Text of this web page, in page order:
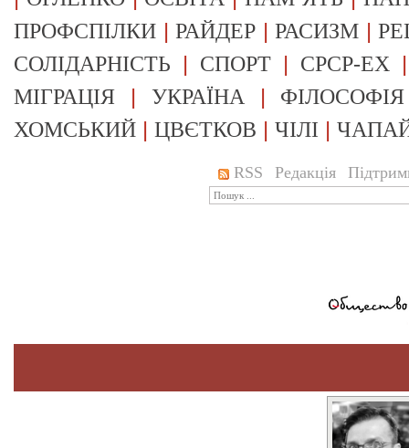
ПРОФСПІЛКИ |РАЙДЕР |РАСИЗМ |
СОЛІДАРНІСТЬ | СПОРТ | СРСР-EX
МІГРАЦІЯ | УКРАЇНА | ФІЛОСОФІЯ
ХОМСЬКИЙ | ЦВЄТКОВ | ЧІЛІ |
RSS Редакція